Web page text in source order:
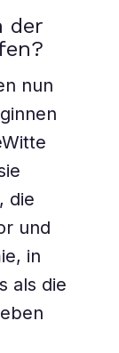
der
nun
die
und
in
als die